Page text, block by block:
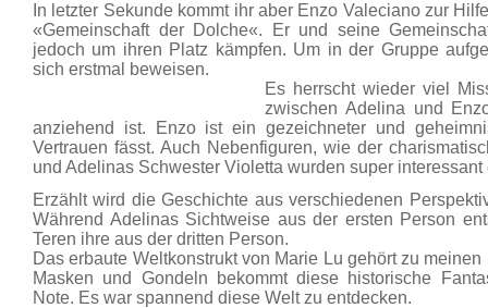
In letzter Sekunde kommt ihr aber Enzo Valeciano zur
«Gemeinschaft der Dolche«. Er und seine
jedoch um ihren Platz kämpfen. Um in der Gruppe
sich erstmal beweisen.
Es herrscht wieder viel
zwischen Adelina und
anziehend ist. Enzo ist ein gezeichneter und
Vertrauen fässt. Auch Nebenfiguren, wie der
und Adelinas Schwester Violetta wurden super interessant
Erzählt wird die Geschichte aus verschiedenen
Während Adelinas Sichtweise aus der ersten Person
Teren ihre aus der dritten Person.
Das erbaute Weltkonstrukt von Marie Lu gehört zu
Masken und Gondeln bekommt diese historische
Note. Es war spannend diese Welt zu entdecken.